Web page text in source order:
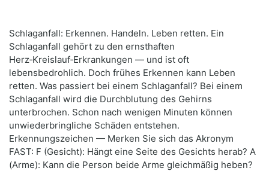
Schlaganfall: Erkennen. Handeln. Leben retten. Ein
Schlaganfall gehört zu den ernsthaften
Herz‑Kreislauf‑Erkrankungen — und ist oft
lebensbedrohlich. Doch frühes Erkennen kann Leben
retten. Was passiert bei einem Schlaganfall? Bei einem
Schlaganfall wird die Durchblutung des Gehirns
unterbrochen. Schon nach wenigen Minuten können
unwiederbringliche Schäden entstehen.
Erkennungszeichen — Merken Sie sich das Akronym
FAST: F (Gesicht): Hängt eine Seite des Gesichts herab? A
(Arme): Kann die Person beide Arme gleichmäßig heben?